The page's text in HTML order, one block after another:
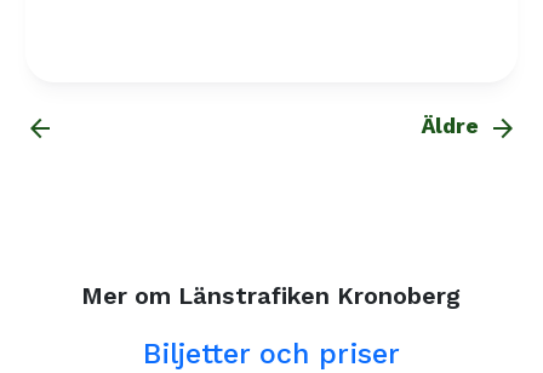
arrow_back Äldre arrow_forward
Mer om Länstrafiken Kronoberg
Biljetter och priser